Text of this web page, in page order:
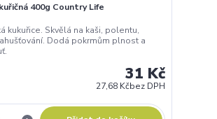
400g Country Life
kukuřice. Skvělá na kaši, polentu,
Dodá pokrmům plnost a
31 Kč
27,68 Kčbez DPH